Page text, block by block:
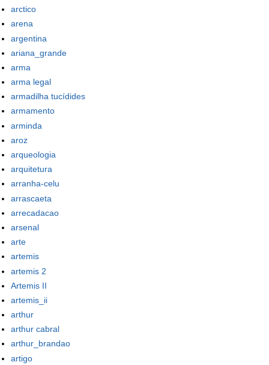
arctico
arena
argentina
ariana_grande
arma
arma legal
armadilha tucídides
armamento
arminda
aroz
arqueologia
arquitetura
arranha-celu
arrascaeta
arrecadacao
arsenal
arte
artemis
artemis 2
Artemis II
artemis_ii
arthur
arthur cabral
arthur_brandao
artigo